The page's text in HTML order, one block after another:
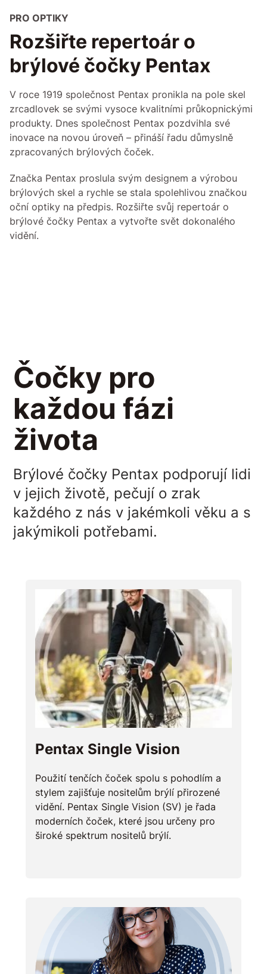
PRO OPTIKY
Rozšiřte repertoár o
brýlové čočky Pentax
V roce 1919 společnost Pentax pronikla na pole skel
zrcadlovek se svými vysoce kvalitními průkopnickými
produkty. Dnes společnost Pentax pozdvihla své
inovace na novou úroveň – přináší řadu důmyslně
zpracovaných brýlových čoček.
Značka Pentax proslula svým designem a výrobou
brýlových skel a rychle se stala spolehlivou značkou
oční optiky na předpis. Rozšiřte svůj repertoár o
brýlové čočky Pentax a vytvořte svět dokonalého
vidění.
Čočky pro
každou fázi
života
Brýlové čočky Pentax podporují lidi
v jejich životě, pečují o zrak
každého z nás v jakémkoli věku a s
jakýmikoli potřebami.
Pentax Single Vision
Použití tenčích čoček spolu s pohodlím a
stylem zajišťuje nositelům brýlí přirozené
vidění. Pentax Single Vision (SV) je řada
moderních čoček, které jsou určeny pro
široké spektrum nositelů brýlí.